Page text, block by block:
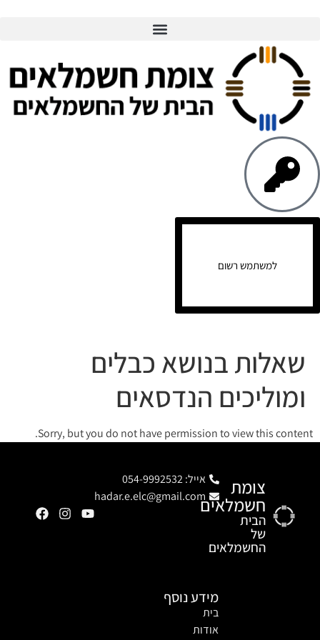
למשתמש רשום
שאלות בנושא כבלים
ומוליכים הנדסאים
Sorry, but you do not have permission to view this content.
צומת
חשמלאים
הבית
של
החשמלאים
אייל: 054-9992532
hadar.e.elc@gmail.com
מידע נוסף
בית
אודות